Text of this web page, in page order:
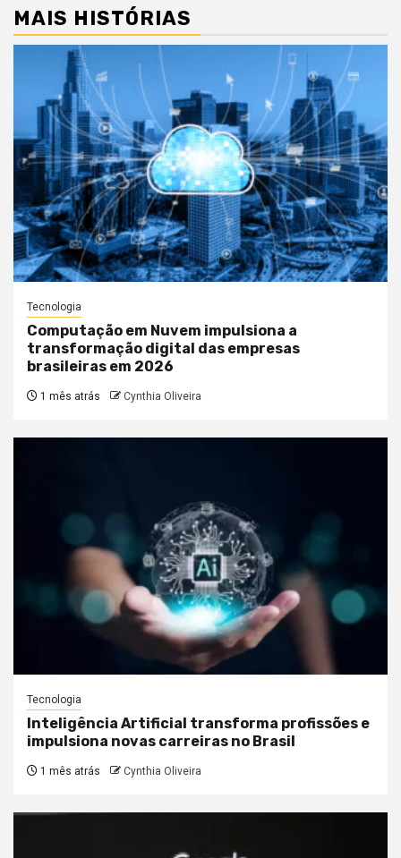
MAIS HISTÓRIAS
Tecnologia
Computação em Nuvem impulsiona a
transformação digital das empresas
brasileiras em 2026
1 mês atrás Cynthia Oliveira
Tecnologia
Inteligência Artificial transforma profissões e
impulsiona novas carreiras no Brasil
1 mês atrás Cynthia Oliveira